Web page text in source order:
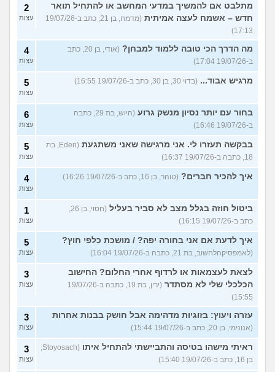
מתלבט אם להמשיך במדעי המחשב או להתחיל תואר
חדש – אשמח לעצה אמיתית
(מדמח, בן 21, כתב ב-19/07/26
17:13)
2
עצות
מה הדרך הכי טובה ללמוד למבחן?
(אודי, בן 20, כתב
ב-19/07/26 17:04)
4
עצות
מרגיש אבוד... (בדוי 30, בן 30, כתב ב-19/07/26 16:55) 5
עצות
בחור עם יותר נסיון מנשק גרוע
(היוש, בת 29, כתבה
ב-19/07/26 16:46)
6
עצות
בבקשה תעזרו לי. אני מרגישה שאני משתגעת
(Eden, בת
18, כתבה ב-19/07/26 16:37)
5
עצות
איך להכיר חברים? (טוהר, בן 16, כתב ב-19/07/26 16:26) 4
עצות
ביטול חוזה בגלל מצב לא סביר בעליל
כתב ב-19/07/26 16:15)
1
עצות
איך לדעת אם אני בחורה יפה? / מושכת כלפי חוץ?
(לאמפסיקהלחשוב, בת 21, כתבה ב-19/07/26 16:04)
5
עצות
לצאת לעצמאות או לרדוף אחרי החלום? החישוב
הכלכלי שלי לא מסתדר
(ירין, בת 19, כתבה ב-19/07/26
15:55)
3
עצות
עזרה ויעוץ: בזוגיות מדהימה אבל חושק בבנות אחרות
(אנונימי, בן 20, כתב ב-19/07/26 15:44)
3
עצות
ראיתי מישהו בטיסה והתביישתי להתחיל איתו
בן 16, כתב ב-19/07/26 15:40)
3
עצות